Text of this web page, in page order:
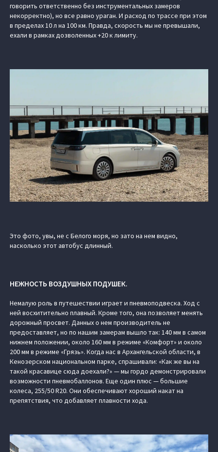
говорить ответственно без инструментальных замеров
некорректно), но все равно ураган. И расход по трассе при этом
в пределах 10 л на 100 км. Правда, скорость мы не превышали,
ехали в рамках дозволенных +20 к лимиту.
Это фото, увы, не с Белого моря, но зато на нем видно,
насколько этот автобус длинный.
НЕЖНОСТЬ ВОЗДУШНЫХ ПОДУШЕК.
Немалую роль в путешествии играет и пневмоподвеска. Ход с
ней восхитительно плавный. Кроме того, она позволяет менять
дорожный просвет. Данных о нем производитель не
предоставляет, но по нашим замерам вышло так: 140 мм в самом
нижнем положении, около 160 мм в режиме «Комфорт» и около
200 мм в режиме «Грязь». Когда нас в Архангельской области, в
Кенозерском национальном парке, спрашивали: «Как же вы на
такой красавице сюда доехали?» — мы гордо демонстрировали
возможности пневмобаллонов. Еще один плюс — большие
колеса, 255/50 R20. Они обеспечивают хороший накат на
препятствия, что добавляет плавности хода.